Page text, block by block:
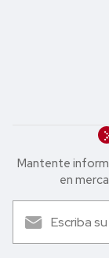
Mantente
en